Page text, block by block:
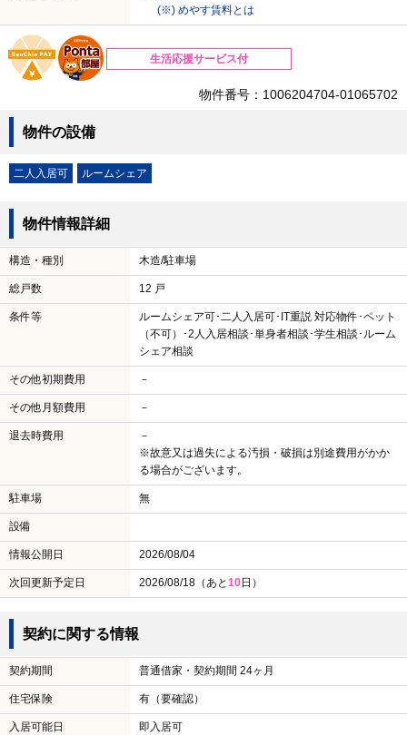
(※) めやす賃料とは
生活応援サービス付
物件番号：1006204704-01065702
物件の設備
二人入居可 ルームシェア
物件情報詳細
構造・種別 木造/駐車場
総戸数 12 戸
条件等
ルームシェア可･二人入居可･IT重説 対応物件･ペット
（不可）･2人入居相談･単身者相談･学生相談･ルーム
シェア相談
その他初期費用 －
その他月額費用 －
退去時費用
－
※故意又は過失による汚損・破損は別途費用がかか
る場合がございます。
駐車場 無
設備
情報公開日 2026/08/04
次回更新予定日 2026/08/18（あと10日）
契約に関する情報
契約期間 普通借家・契約期間 24ヶ月
住宅保険 有（要確認）
入居可能日 即入居可